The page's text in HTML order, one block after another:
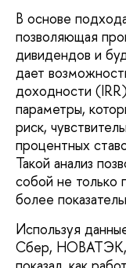
В основе
позволяющая
дивидендов и
дает
доходности
параметры,
риск,
процентных
Такой анализ
собой не только
более
Используя
Сбер, НОВАТЭК,